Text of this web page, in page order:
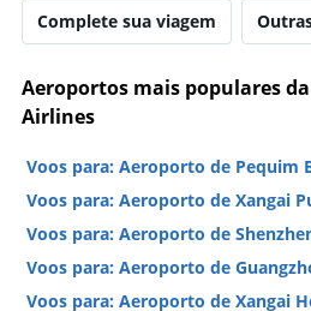
Complete sua viagem
Aeroportos mais populares
Airlines
Voos para: Aeroporto de Pequim
Voos para: Aeroporto de Xangai
Voos para: Aeroporto de
Voos para: Aeroporto de
Voos para: Aeroporto de Xangai